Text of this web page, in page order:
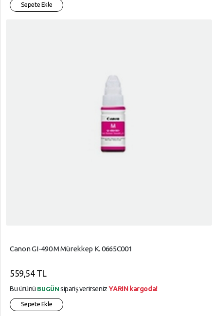
Sepete Ekle
Canon GI-490 M Mürekkep K. 0665C001
559,54 TL
Bu ürünü BUGÜN sipariş verirsenizYARIN kargoda!
Sepete Ekle